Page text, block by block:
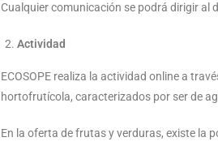
Cualquier comunicación se podrá dirigir al
Actividad
ECOSOPE realiza la actividad online a
hortofrutícola, caracterizados por ser de
En la oferta de frutas y verduras, existe la